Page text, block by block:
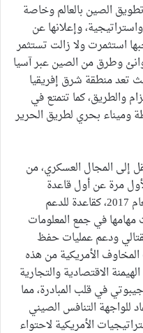
الصين بالعالم وخاصة
وإعلانها عن
استثمرت ولا زالت تستثمر
وطرق من الصين عبر آسيا
تعد منطقة شرق إفريقيا
والطريق، كما تتمتع في
وميناء بحري لطريق الحرير
إلى المجال العسكري، من
مرة عن أول قاعدة
عسكرية بجيبوتي في أغسطس من العام 2017، كقاعدة للدعم
في جمع المعلومات
ودعم عمليات حفظ
الأمريكية من هذه
الاقتصادية والتجارية
في قلب المبادرة، مما
للواجهة التنافس الصيني
الأمريكية لاحتواء